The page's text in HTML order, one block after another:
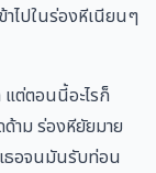
ไปในร่องหีเนียนๆ
แต่ตอนนี้อะไรก็
าม ร่องหียัยมาย
ธอจนมันรับท่อน